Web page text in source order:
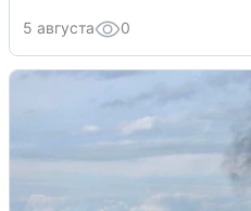
5 августа 0